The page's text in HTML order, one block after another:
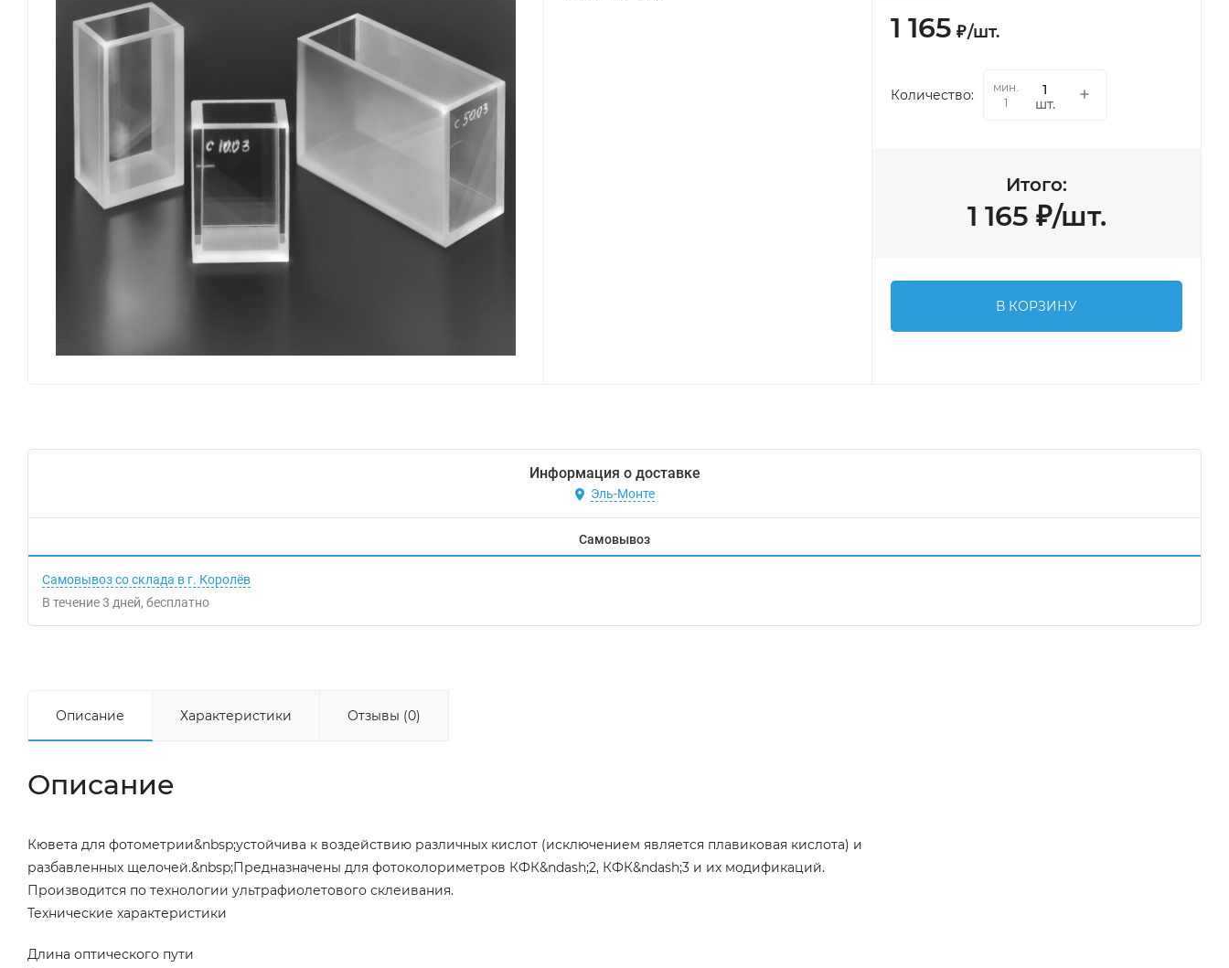
1 165 ₽/шт.
Количество:
мин.
1
шт.
Итого:
1 165 ₽/шт.
В КОРЗИНУ
Информация о доставке
Эль-Монте
Самовывоз
Самовывоз со склада в г. Королёв
В течение3 дней Бесплатно
Описание Характеристики Отзывы (0)
Описание
Кювета для фотометрии&nbsp;устойчива к воздействию различных кислот (исключением является плавиковая кислота) и
разбавленных щелочей.&nbsp;Предназначены для фотоколориметров КФК&ndash;2, КФК&ndash;3 и их модификаций.
Производится по технологии ультрафиолетового склеивания.
Технические характеристики
Длина оптического пути